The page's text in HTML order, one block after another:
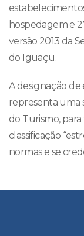
hospedagem e
versão 2013 da
do Iguaçu.
A designação
representa uma
do Turismo, para
classificação
normas e se